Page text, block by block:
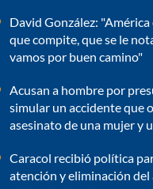
David González:
que compite, que se le
vamos por buen camino"
Acusan a hombre por
simular un accidente que
asesinato de una mujer y
Caracol recibió política
atención y eliminación del